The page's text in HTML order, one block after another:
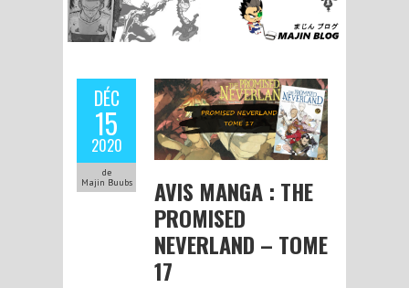
DÉC
15
2020
de
Majin Buubs
AVIS MANGA : THE
PROMISED
NEVERLAND – TOME
17